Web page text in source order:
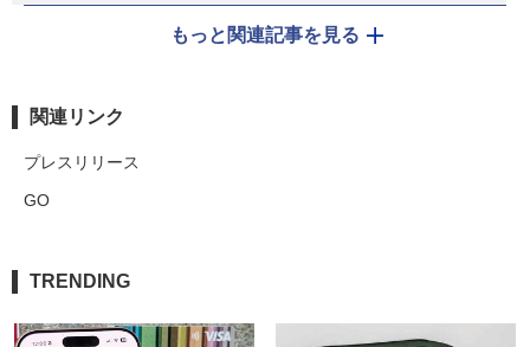
もっと関連記事を見る
関連リンク
プレスリリース
GO
TRENDING